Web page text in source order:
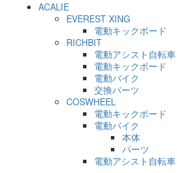
ACALIE
EVEREST XING
電動キックボード
RICHBIT
電動アシスト自転車
電動キックボード
電動バイク
交換パーツ
COSWHEEL
電動キックボード
電動バイク
本体
パーツ
電動アシスト自転車